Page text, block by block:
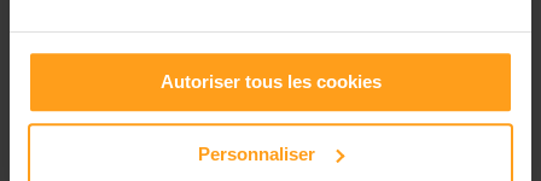
Autoriser tous les cookies
Personnaliser
Disponible de 00:00 à 00:00